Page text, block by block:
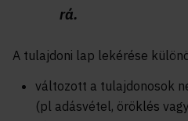
rá.
A tulajdoni lap lekérése
változott a tulajdonosok
(pl adásvétel, öröklés vagy